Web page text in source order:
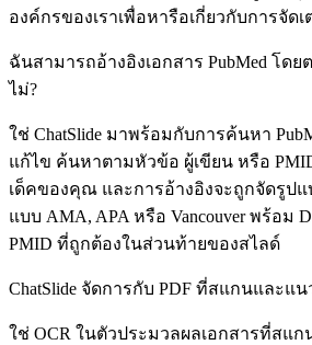
องค์กรของเราเพื่อหารือเกี่ยวกับการจัดเ
ฉันสามารถอ้างอิงเอกสาร PubMed โด
ไม่?
ใช่ ChatSlide มาพร้อมกับการค้นหา
แก้ไข ค้นหาตามหัวข้อ ผู้เขียน หรือ
เด็คของคุณ และการอ้างอิงจะถูกจัดรูป
แบบ AMA, APA หรือ Vancouver พร้อม
PMID ที่ถูกต้องในส่วนท้ายของสไลด์
ChatSlide จัดการกับ PDF ที่สแกนและแ
ใช่ OCR ในตัวประมวลผลเอกสารที่สแ